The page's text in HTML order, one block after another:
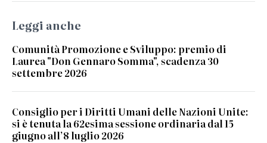
Leggi anche
Comunità Promozione e Sviluppo: premio di
Laurea "Don Gennaro Somma", scadenza 30
settembre 2026
Consiglio per i Diritti Umani delle Nazioni Unite:
si è tenuta la 62esima sessione ordinaria dal 15
giugno all’8 luglio 2026